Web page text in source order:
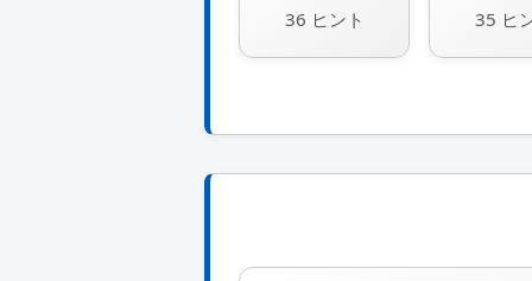
36 ヒント 35 ヒ